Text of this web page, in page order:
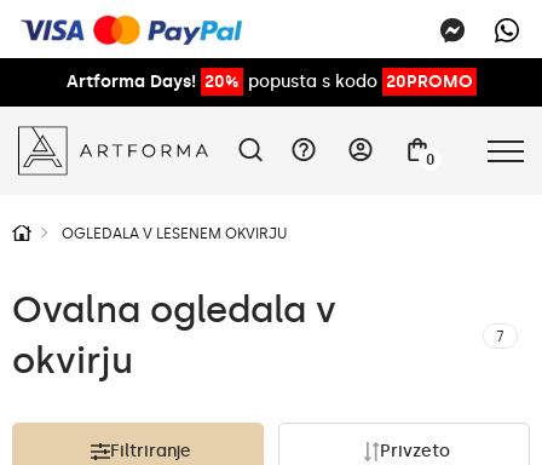
Artforma Days! 20% popusta s kodo 20PROMO
0
OGLEDALA V LESENEM OKVIRJU
Ovalna ogledala v
okvirju
7
Filtriranje Privzeto